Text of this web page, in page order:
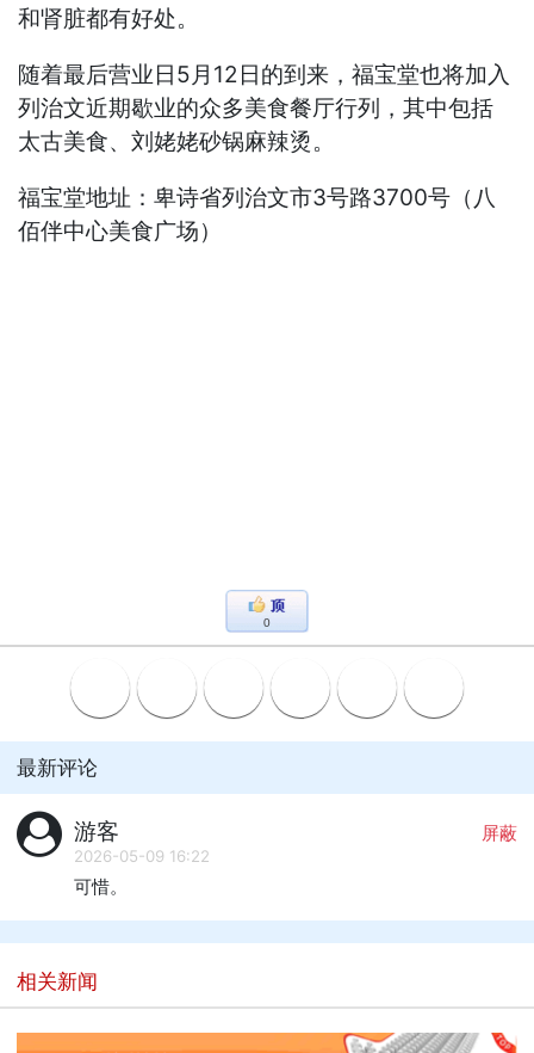
和肾脏都有好处。
随着最后营业日5月12日的到来，福宝堂也将加入
列治文近期歇业的众多美食餐厅行列，其中包括
太古美食、刘姥姥砂锅麻辣烫。
福宝堂地址：卑诗省列治文市3号路3700号（八
佰伴中心美食广场）
0
最新评论
游客 屏蔽
2026-05-09 16:22
可惜。
相关新闻